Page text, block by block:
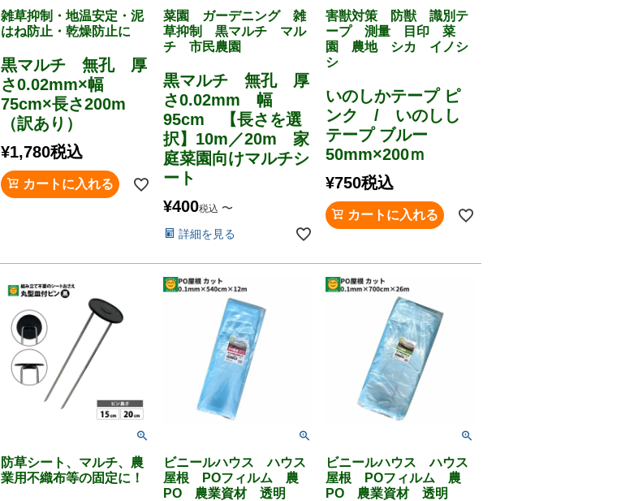
雑草抑制・地温安定・泥
はね防止・乾燥防止に
黒マルチ 無孔 厚
さ0.02mm×幅
75cm×長さ200m
（訳あり）
¥1,780税込
カートに入れる
菜園 ガーデニング 雑
草抑制 黒マルチ マル
チ 市民農園
黒マルチ 無孔 厚
さ0.02mm 幅
95cm 【長さを選
択】10m／20m 家
庭菜園向けマルチシ
ート
¥400税込 〜
詳細を見る
害獣対策 防獣 識別テ
ープ 測量 目印 菜
園 農地 シカ イノシ
シ
いのしかテープ ピ
ンク / いのしし
テープ ブルー
50mm×200ｍ
¥750税込
カートに入れる
防草シート、マルチ、農
業用不織布等の固定に！
ビニールハウス ハウス
屋根 POフィルム 農
PO 農業資材 透明
ビニールハウス ハウス
屋根 POフィルム 農
PO 農業資材 透明